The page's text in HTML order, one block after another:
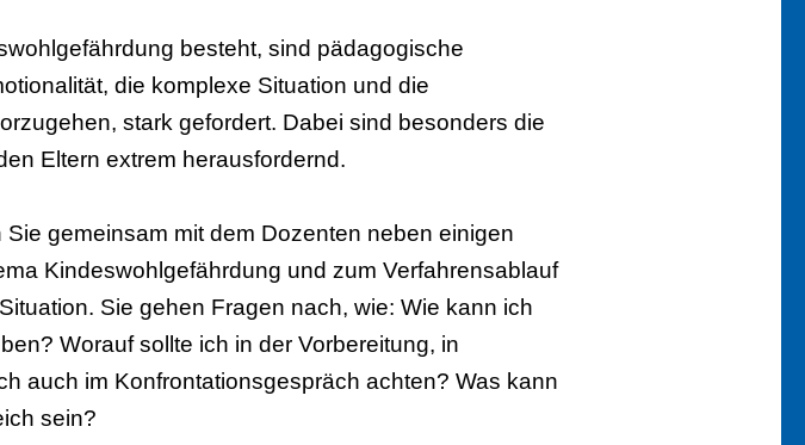
besteht, sind pädagogische
die komplexe Situation und die
stark gefordert. Dabei sind besonders die
Eltern extrem herausfordernd.
gemeinsam mit dem Dozenten neben einigen
Kindeswohlgefährdung und zum Verfahrensablauf
Sie gehen Fragen nach, wie: Wie kann ich
Worauf sollte ich in der Vorbereitung, in
auch im Konfrontationsgespräch achten? Was kann
sein?